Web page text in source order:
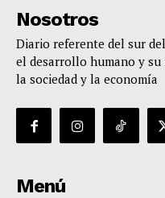
Nosotros
Diario referente del sur
el desarrollo humano y
la sociedad y la economía
Menú